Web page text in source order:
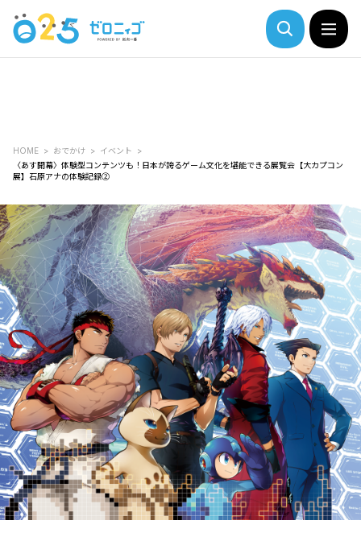
HOME おでかけ
イベント
〈あす開幕〉体験型コンテンツも！日本が誇るゲーム文化を堪能できる展覧会【大カプコン
展】石原アナの体験記録②